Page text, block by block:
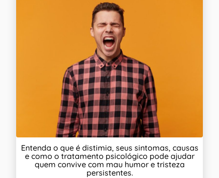
Entenda o que é distimia, seus sintomas, causas
e como o tratamento psicológico pode ajudar
quem convive com mau humor e tristeza
persistentes.